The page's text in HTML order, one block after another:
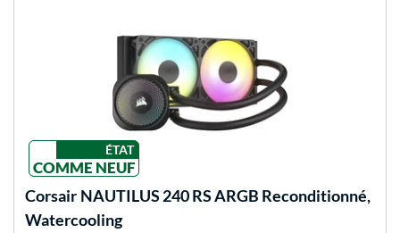
ÉTAT
COMME NEUF
Corsair NAUTILUS 240 RS ARGB Reconditionné,
Watercooling